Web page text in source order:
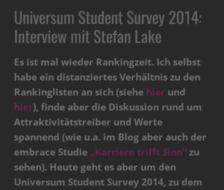
Universum Student Survey 2014:
Interview mit Stefan Lake
Es ist mal wieder Rankingzeit. Ich selbst
habe ein distanziertes Verhältnis zu den
Rankinglisten an sich (siehe hier und
hier), finde aber die Diskussion rund um
Attraktivitätstreiber und Werte
spannend (wie u.a. im Blog aber auch der
embrace Studie „Karriere trifft Sinn“zu
sehen). Heute geht es aber um den
Universum Student Survey 2014, zu dem